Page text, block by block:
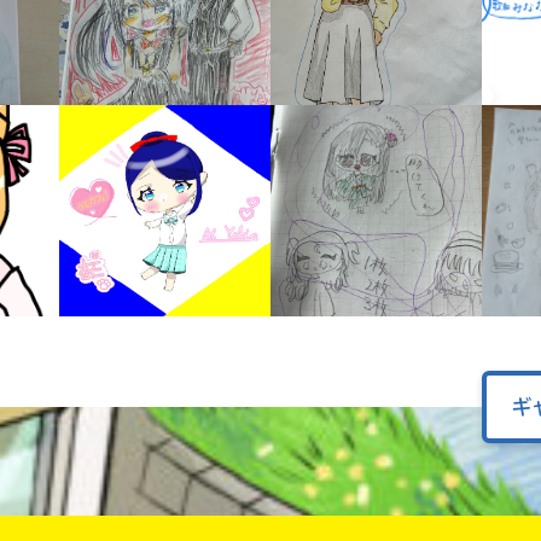
Loading...
オフィシャルアカウント
SNSでシェアする
ギ
い
ラ
ー
が
あ
る
の
で、
う
一
度
確
み
て
ね